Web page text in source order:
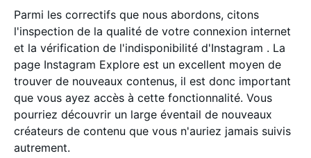
Parmi les correctifs que nous abordons, citons
l'inspection de la qualité de votre connexion internet
et la vérification de l'indisponibilité d'Instagram . La
page Instagram Explore est un excellent moyen de
trouver de nouveaux contenus, il est donc important
que vous ayez accès à cette fonctionnalité. Vous
pourriez découvrir un large éventail de nouveaux
créateurs de contenu que vous n'auriez jamais suivis
autrement.